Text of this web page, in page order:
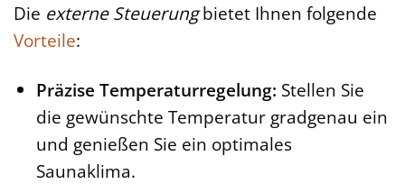
Die externe Steuerungbietet Ihnen folgende
Vorteile:
Präzise Temperaturregelung: Stellen Sie
die gewünschte Temperatur gradgenau ein
und genießen Sie ein optimales
Saunaklima.